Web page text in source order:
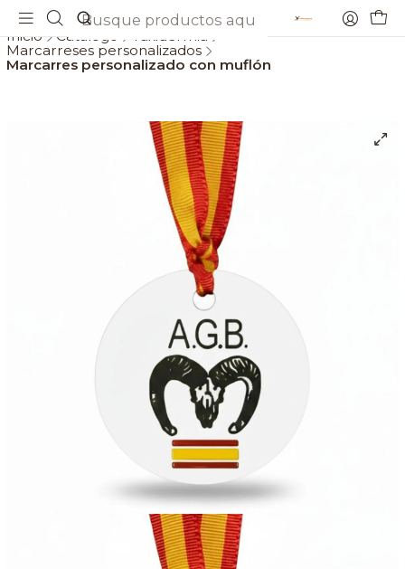
Inicio Catálogo
Marcarreses personalizados
Marcarres personalizado con muflón